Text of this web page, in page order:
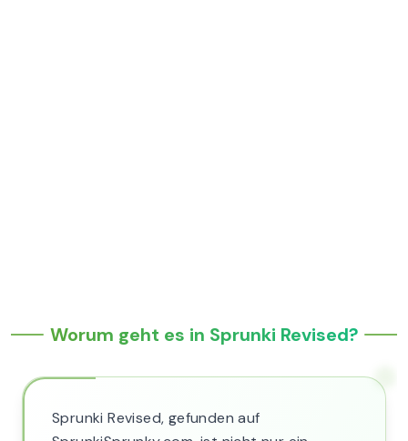
Worum geht es in Sprunki Revised?
Sprunki Revised, gefunden auf